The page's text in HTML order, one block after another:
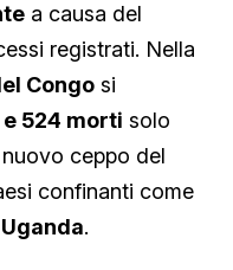
a causa del
registrati. Nella
Congo si
e 524 morti solo
nuovo ceppo del
confinanti come
Uganda.